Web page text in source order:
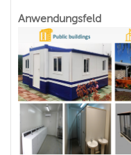
Anwendungsfeld